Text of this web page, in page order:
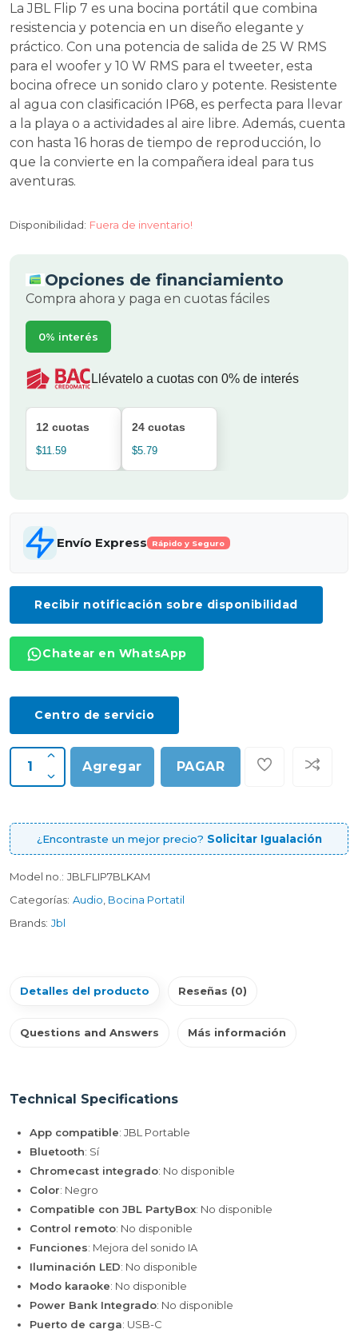
La JBL Flip 7 es una bocina portátil que combina
resistencia y potencia en un diseño elegante y
práctico. Con una potencia de salida de 25 W RMS
para el woofer y 10 W RMS para el tweeter, esta
bocina ofrece un sonido claro y potente. Resistente
al agua con clasificación IP68, es perfecta para llevar
a la playa o a actividades al aire libre. Además, cuenta
con hasta 16 horas de tiempo de reproducción, lo
que la convierte en la compañera ideal para tus
aventuras.
Disponibilidad: Fuera de inventario!
Opciones de financiamiento
Compra ahora y paga en cuotas fáciles
0% interés
Llévatelo a cuotas con 0% de interés
12 cuotas
$11.59
24 cuotas
$5.79
Envío Express Rápido y Seguro
Recibir notificación sobre disponibilidad
Chatear en WhatsApp
Centro de servicio
Agregar PAGAR
¿Encontraste un mejor precio? Solicitar Igualación
Model no.: JBLFLIP7BLKAM
Categorías: Audio Bocina Portatil
Brands: Jbl
Detalles del producto Reseñas (0)
Questions and Answers Más información
Technical Specifications
App compatible: JBL Portable
Bluetooth: Sí
Chromecast integrado: No disponible
Color: Negro
Compatible con JBL PartyBox: No disponible
Control remoto: No disponible
Funciones: Mejora del sonido IA
Iluminación LED: No disponible
Modo karaoke: No disponible
Power Bank Integrado: No disponible
Puerto de carga: USB-C